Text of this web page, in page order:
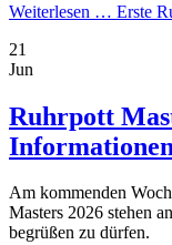
Weiterlesen … Erste
21
Jun
Ruhrpott
Am kommenden
Masters 2026 stehen
begrüßen zu dürfen.